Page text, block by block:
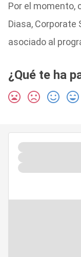
Por el momento,
Diasa,
asociado al
¿Qué te ha